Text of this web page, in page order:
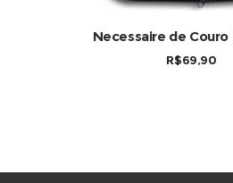
COMPRAR
Necessaire de Couro
R$69,90